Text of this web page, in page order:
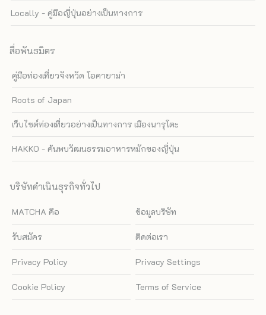
Locally - คู่มือญี่ปุ่นอย่างเป็นทางการ
สื่อพันธมิตร
คู่มือท่องเที่ยวจังหวัด โอคายาม่า
Roots of Japan
เว็บไซต์ท่องเที่ยวอย่างเป็นทางการ เมืองนารุโตะ
HAKKO - ค้นพบวัฒนธรรมอาหารหมักของญี่ปุ่น
บริษัทดำเนินธุรกิจทั่วไป
MATCHA คือ ข้อมูลบริษัท
รับสมัคร ติดต่อเรา
Privacy Policy Privacy Settings
Cookie Policy Terms of Service